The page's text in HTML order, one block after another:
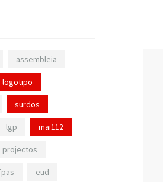
assembleia
logotipo
surdos
lgp mai112
projectos
eud